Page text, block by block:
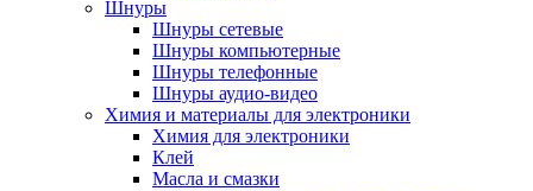
Шнуры
Шнуры сетевые
Шнуры компьютерные
Шнуры телефонные
Шнуры аудио-видео
Химия и материалы для электроники
Химия для электроники
Клей
Масла и смазки